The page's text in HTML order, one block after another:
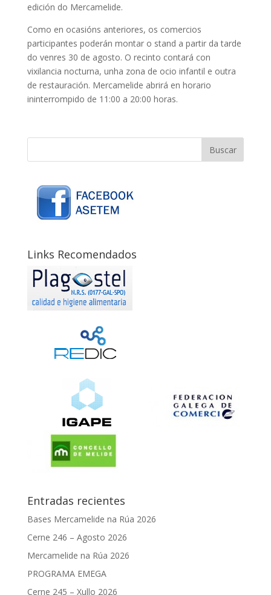
edición do Mercamelide.
Como en ocasións anteriores, os comercios
participantes poderán montar o stand a partir da tarde
do venres 30 de agosto. O recinto contará con
vixilancia nocturna, unha zona de ocio infantil e outra
de restauración. Mercamelide abrirá en horario
ininterrompido de 11:00 a 20:00 horas.
Links Recomendados
Entradas recientes
Bases Mercamelide na Rúa 2026
Cerne 246 – Agosto 2026
Mercamelide na Rúa 2026
PROGRAMA EMEGA
Cerne 245 – Xullo 2026